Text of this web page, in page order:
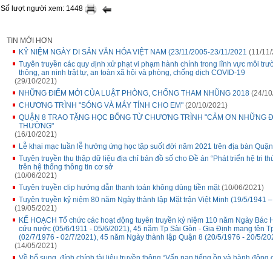
Số lượt người xem: 1448
TIN MỚI HƠN
KỶ NIỆM NGÀY DI SẢN VĂN HÓA VIỆT NAM (23/11/2005-23/11/2021 (11/
Tuyên truyền các quy định xử phạt vi phạm hành chính trong lĩnh vực môi
thông, an ninh trật tự, an toàn xã hội và phòng, chống dịch COVID-19
(29/10/2021)
NHỮNG ĐIỂM MỚI CỦA LUẬT PHÒNG, CHỐNG THAM NHŨNG 2018 (24/
CHƯƠNG TRÌNH "SÓNG VÀ MÁY TÍNH CHO EM" (20/10/2021)
QUẬN 8 TRAO TẶNG HỌC BỔNG TỪ CHƯƠNG TRÌNH "CẢM ƠN NHỮNG
THƯỜNG"
(16/10/2021)
Lễ khai mạc tuần lễ hưởng ứng học tập suốt đời năm 2021 trên địa bàn
Tuyên truyền thu thập dữ liệu địa chỉ bản đồ số cho Đề án “Phát triển hệ tri
trên hệ thống thông tin cơ sở
(10/06/2021)
Tuyên truyền clip hướng dẫn thanh toán không dùng tiền mặt(10/06/2021)
Tuyên truyền kỷ niệm 80 năm Ngày thành lập Mặt trận Việt Minh (19/5/1941
(19/05/2021)
KẾ HOẠCH Tổ chức các hoạt động tuyên truyền kỷ niệm 110 năm Ngày Bác
cứu nước (05/6/1911 - 05/6/2021), 45 năm Tp Sài Gòn - Gia Định mang tên
(02/7/1976 - 02/7/2021), 45 năm Ngày thành lập Quận 8 (20/5/1976 - 20/5/
(14/05/2021)